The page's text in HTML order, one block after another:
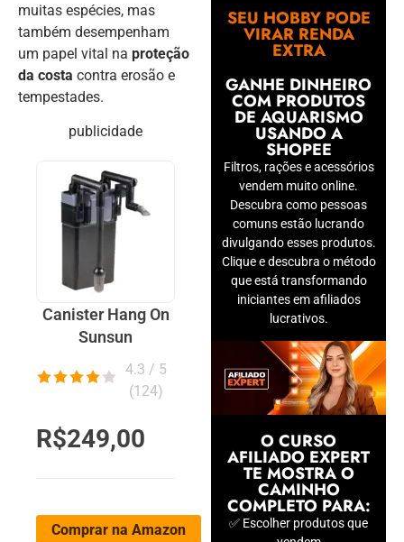
muitas espécies, mas
também desempenham
um papel vital na proteção
da costa contra erosão e
tempestades.
publicidade
Canister Hang On
Sunsun
4.3 / 5
(124)
R$249,00
Comprar na Amazon
SEU HOBBY PODE
VIRAR RENDA
EXTRA
GANHE DINHEIRO
COM PRODUTOS
DE AQUARISMO
USANDO A
SHOPEE
Filtros, rações e acessórios
vendem muito online.
Descubra como pessoas
comuns estão lucrando
divulgando esses produtos.
Clique e descubra o método
que está transformando
iniciantes em afiliados
lucrativos.
O CURSO
AFILIADO EXPERT
TE MOSTRA O
CAMINHO
COMPLETO PARA:
✅ Escolher produtos que